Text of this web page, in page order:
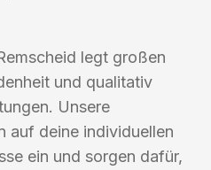
legt großen
und qualitativ
Unsere
auf deine individuellen
ein und sorgen dafür,